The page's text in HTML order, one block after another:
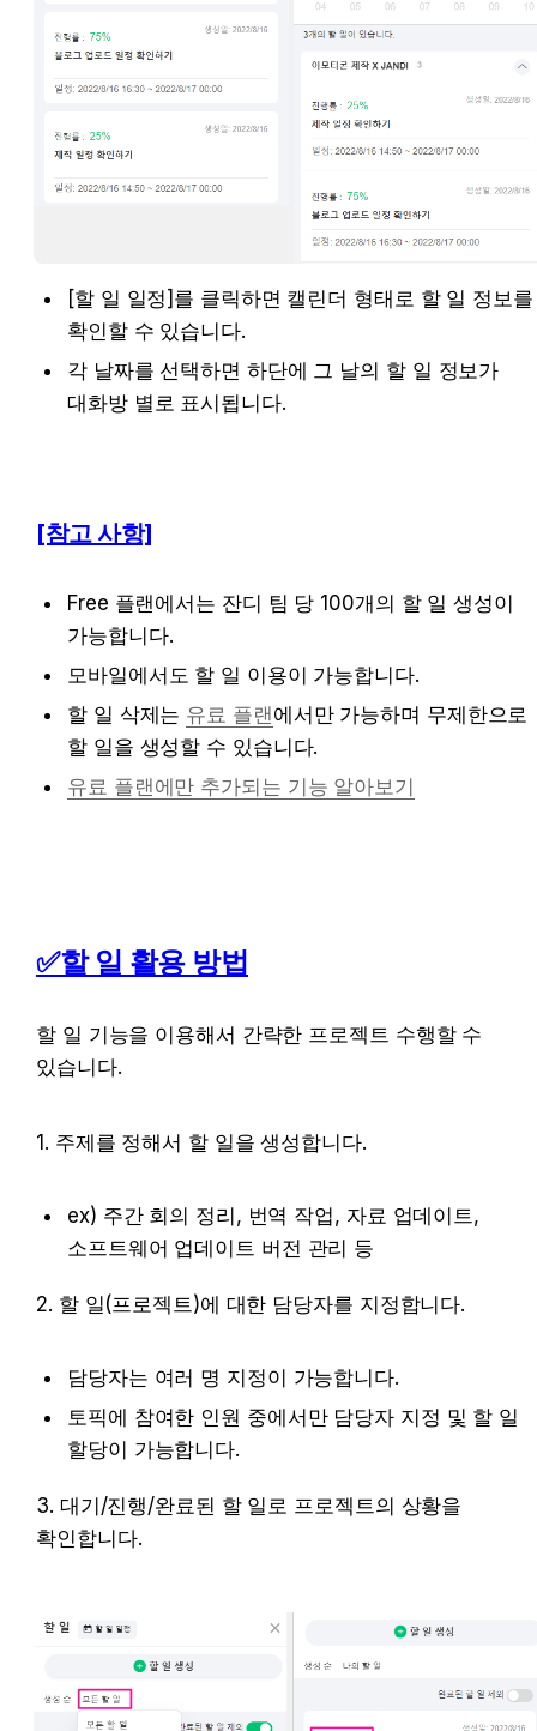
[할 일 일정]를 클릭하면 캘린더 형태로 할 일 정보를
확인할 수 있습니다.
각 날짜를 선택하면 하단에 그 날의 할 일 정보가
대화방 별로 표시됩니다.
[참고 사항]
Free 플랜에서는 잔디 팀 당 100개의 할 일 생성이
가능합니다.
모바일에서도 할 일 이용이 가능합니다.
할 일 삭제는 유료 플랜에서만 가능하며 무제한으로
할 일을 생성할 수 있습니다.
유료 플랜에만 추가되는 기능 알아보기
✅할 일 활용 방법
할 일 기능을 이용해서 간략한 프로젝트 수행할 수
있습니다.
1. 주제를 정해서 할 일을 생성합니다.
ex) 주간 회의 정리, 번역 작업, 자료 업데이트,
소프트웨어 업데이트 버전 관리 등
2. 할 일(프로젝트)에 대한 담당자를 지정합니다.
담당자는 여러 명 지정이 가능합니다.
토픽에 참여한 인원 중에서만 담당자 지정 및 할 일
할당이 가능합니다.
3. 대기/진행/완료된 할 일로 프로젝트의 상황을
확인합니다.